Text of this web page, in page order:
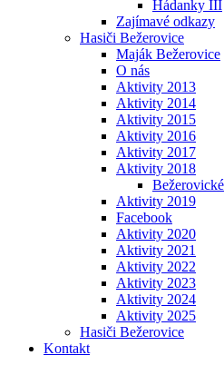
Hádanky III
Zajímavé odkazy
Hasiči Bežerovice
Maják Bežerovice
O nás
Aktivity 2013
Aktivity 2014
Aktivity 2015
Aktivity 2016
Aktivity 2017
Aktivity 2018
Aktivity 2019
Facebook
Aktivity 2020
Aktivity 2021
Aktivity 2022
Aktivity 2023
Aktivity 2024
Aktivity 2025
Hasiči Bežerovice
Kontakt